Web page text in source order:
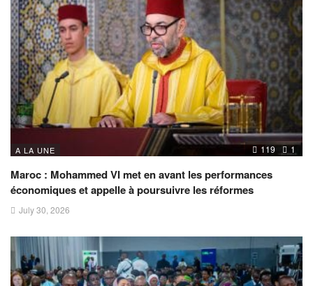
A LA UNE 119 1
Maroc : Mohammed VI met en avant les performances
économiques et appelle à poursuivre les réformes
July 30, 2026